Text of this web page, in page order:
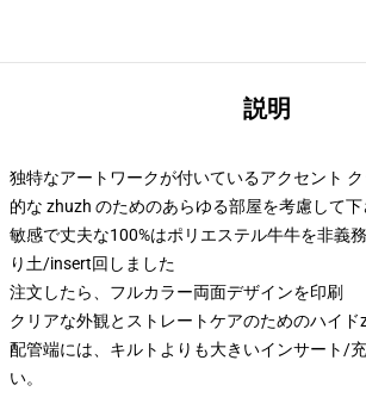
説明
独特なアートワークが付いているアクセント
的な zhuzh のためのあらゆる部屋を考慮して
敏感で丈夫な100%はポリエステル牛牛を非義
り土/insert回しました
注文したら、フルカラー両面デザインを印刷
クリアな外観とストレートケアのためのハイド
配管端には、キルトよりも大きいインサート/
い。